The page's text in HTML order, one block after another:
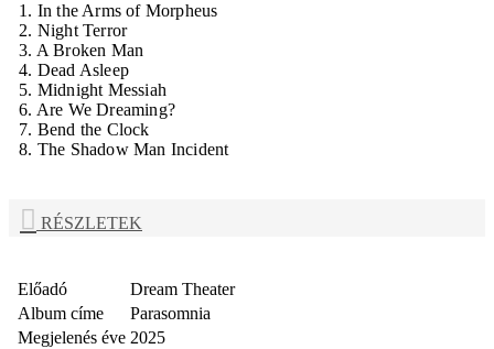
1. In the Arms of Morpheus
2. Night Terror
3. A Broken Man
4. Dead Asleep
5. Midnight Messiah
6. Are We Dreaming?
7. Bend the Clock
8. The Shadow Man Incident
RÉSZLETEK
Előadó
Dream Theater
Album címe
Parasomnia
Megjelenés éve 2025